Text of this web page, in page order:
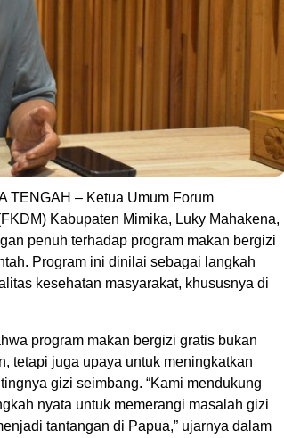
TENGAH – Ketua Umum Forum
Kabupaten Mimika, Luky Mahakena,
penuh terhadap program makan bergizi
Program ini dinilai sebagai langkah
kesehatan masyarakat, khususnya di
program makan bergizi gratis bukan
tetapi juga upaya untuk meningkatkan
gizi seimbang. “Kami mendukung
nyata untuk memerangi masalah gizi
tantangan di Papua,” ujarnya dalam